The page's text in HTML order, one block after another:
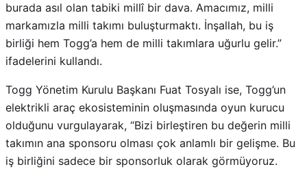
burada asıl olan tabiki millî bir dava. Amacımız, milli
markamızla milli takımı buluşturmaktı. İnşallah, bu iş
birliği hem Togg’a hem de milli takımlara uğurlu gelir.”
ifadelerini kullandı.
Togg Yönetim Kurulu Başkanı Fuat Tosyalı ise, Togg’un
elektrikli araç ekosisteminin oluşmasında oyun kurucu
olduğunu vurgulayarak, “Bizi birleştiren bu değerin milli
takımın ana sponsoru olması çok anlamlı bir gelişme. Bu
iş birliğini sadece bir sponsorluk olarak görmüyoruz.